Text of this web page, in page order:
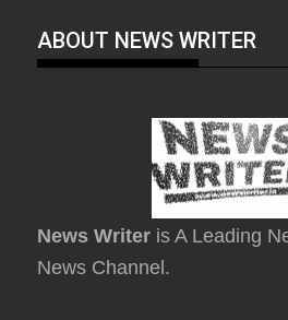
ABOUT NEWS WRITER
News Writer is A Leading
News Channel.